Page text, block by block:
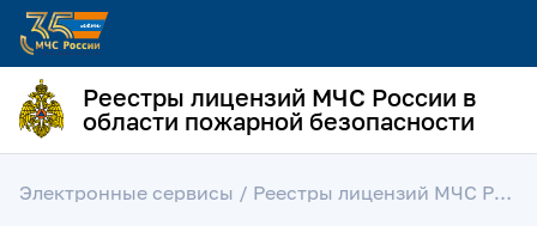
Реестры лицензий МЧС России в
области пожарной безопасности
Электронные сервисы / Реестры лицензий МЧС России в области пожарной безопасности